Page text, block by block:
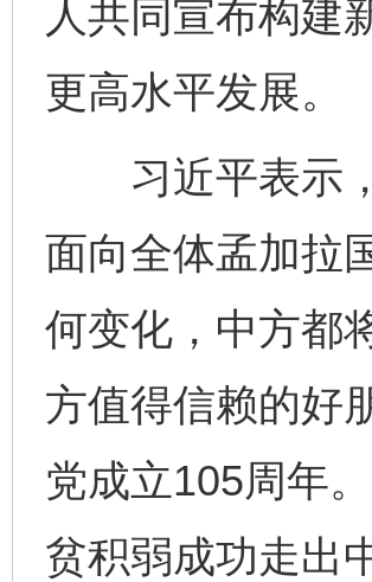
人共同宣布构建
更高水平发展。
习近平表示，
面向全体孟加拉
何变化，中方都
方值得信赖的好
党成立105周年
贫积弱成功走出